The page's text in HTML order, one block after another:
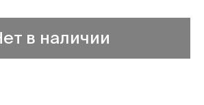
в наличии